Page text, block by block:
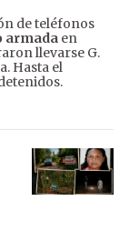
de teléfonos
armada en
llevarse G.
Hasta el